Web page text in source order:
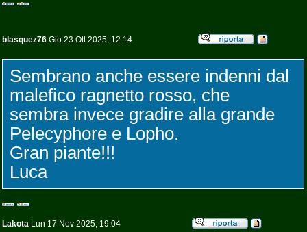
blasquez76 Gio 23 Ott 2025, 12:14
Sembrano anche essere indenni dal
malefico ragnetto rosso, che
sembra invece gradire alla grande
Pelecyphore e Lopho.
Gran piante!!!
Luca
Lakota Lun 17 Nov 2025, 19:04